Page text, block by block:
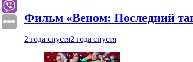
Фильм «Веном: Последний
2 года спустя2 года спустя